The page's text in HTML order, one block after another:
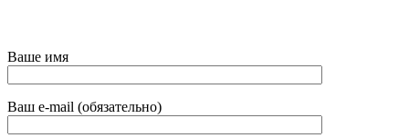
Ваше имя
Ваш e-mail (обязательно)